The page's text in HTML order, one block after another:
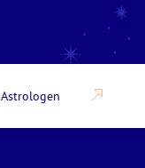
Astrologen